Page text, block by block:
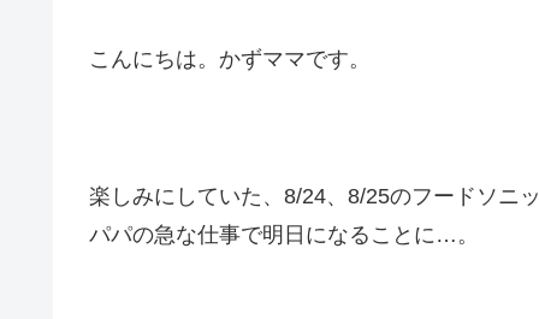
こんにちは。かずママです。
楽しみにしていた、8/24、8/25のフードソニ
パパの急な仕事で明日になることに…。